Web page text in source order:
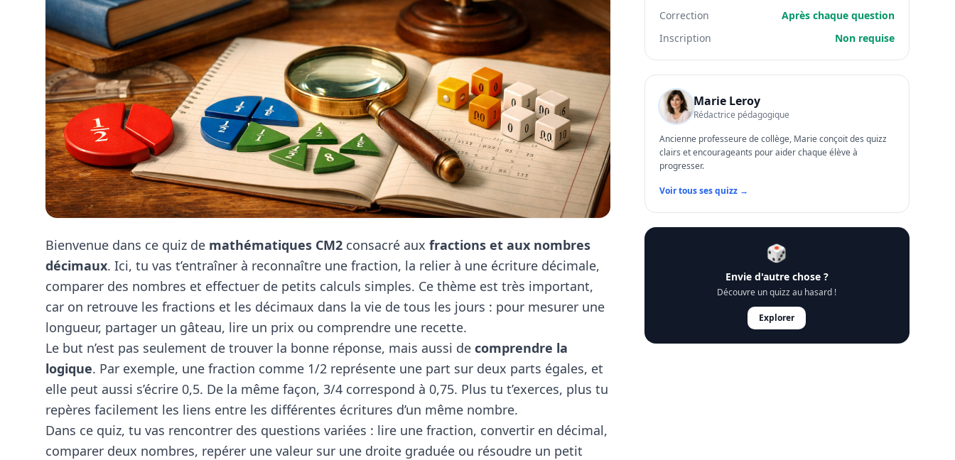
Bienvenue dans ce quiz de mathématiques CM2 consacré aux fractions et aux nombres
décimaux. Ici, tu vas t’entraîner à reconnaître une fraction, la relier à une écriture décimale,
comparer des nombres et effectuer de petits calculs simples. Ce thème est très important,
car on retrouve les fractions et les décimaux dans la vie de tous les jours : pour mesurer une
longueur, partager un gâteau, lire un prix ou comprendre une recette.
Le but n’est pas seulement de trouver la bonne réponse, mais aussi de comprendre la
logique. Par exemple, une fraction comme 1/2 représente une part sur deux parts égales, et
elle peut aussi s’écrire 0,5. De la même façon, 3/4 correspond à 0,75. Plus tu t’exerces, plus tu
repères facilement les liens entre les différentes écritures d’un même nombre.
Dans ce quiz, tu vas rencontrer des questions variées : lire une fraction, convertir en décimal,
comparer deux nombres, repérer une valeur sur une droite graduée ou résoudre un petit
Correction
Après chaque question
Inscription
Non requise
Marie Leroy
Rédactrice pédagogique
Ancienne professeure de collège, Marie conçoit des quizz
clairs et encourageants pour aider chaque élève à
progresser.
Voir tous ses quizz →
🎲
Envie d'autre chose ?
Découvre un quizz au hasard !
Explorer